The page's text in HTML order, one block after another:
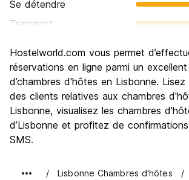
Se détendre
Transport
Culture
Sortir le soir / faire la fête
Bonnes affaires
Hostelworld.com vous permet
réservations en ligne parmi un
d’chambres d'hôtes en Lisbonne.
des clients relatives aux chambres
Lisbonne, visualisez les chambres
d’Lisbonne et profitez de
SMS.
Lisbonne Chambres d'hôtes